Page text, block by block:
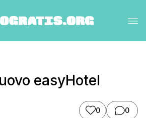
easyHotel
0 0